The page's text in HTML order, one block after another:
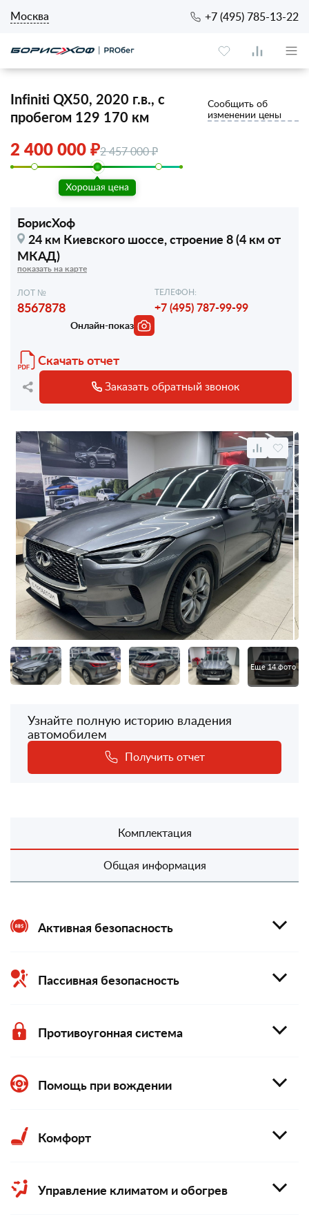
Москва +7 (495) 785-13-22
Infiniti QX50, 2020 г.в., с
пробегом 129 170 км
Сообщить об
изменении цены
2 400 000 ₽2 457 000 ₽
БорисХоф
24 км Киевского шоссе,строение 8 (4 км от
МКАД)
показать на карте
ЛОТ №
8567878
ТЕЛЕФОН:
+7 (495) 787-99-99
Онлайн-показ
Скачать отчет
Заказать обратный звонок
Еще 14 фото
Узнайте полную историю владения
автомобилем
Получить отчет
Комплектация
Общая информация
Активная безопасность
Пассивная безопасность
Противоугонная система
Помощь при вождении
Комфорт
Управление климатом и обогрев